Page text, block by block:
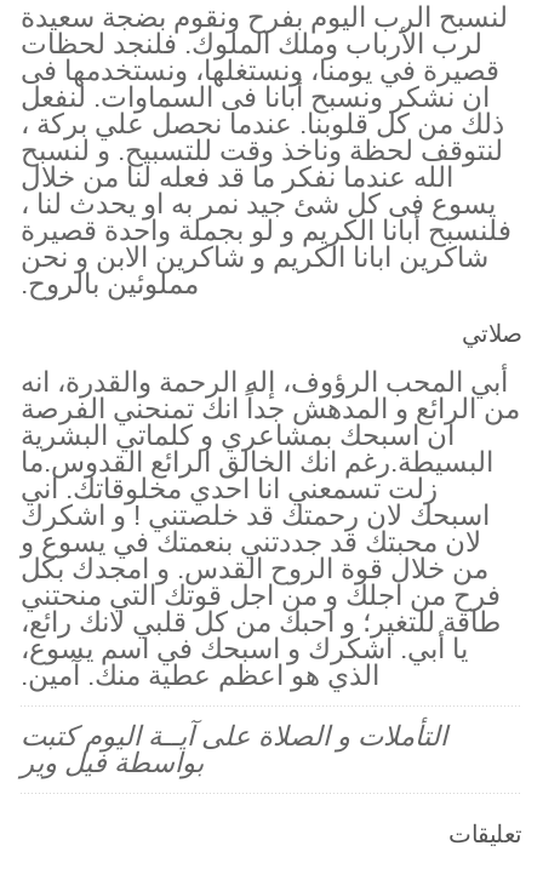
لنسبح الرب اليوم بفرح ونقوم بضجة سعيدة
لرب الأرباب وملك الملوك. فلنجد لحظات
قصيرة في يومنا، ونستغلها، ونستخدمها فى
ان نشكر ونسبح أبانا فى السماوات. لنفعل
ذلك من كل قلوبنا. عندما نحصل علي بركة ،
لنتوقف لحظة وناخذ وقت للتسبيح. و لنسبح
الله عندما نفكر ما قد فعله لنا من خلال
يسوع فى كل شئ جيد نمر به او يحدث لنا ،
فلنسبح أبانا الكريم و لو بجملة واحدة قصيرة
شاكرين ابانا الكريم و شاكرين الابن و نحن
مملوئين بالروح.
صلاتي
أبي المحب الرؤوف، إله الرحمة والقدرة، انه
من الرائع و المدهش جداً انك تمنحني الفرصة
ان اسبحك بمشاعري و كلماتي البشرية
البسيطة.رغم انك الخالق الرائع القدوس.ما
زلت تسمعني انا احدي مخلوقاتك. اني
اسبحك لان رحمتك قد خلصتني ! و اشكرك
لان محبتك قد جددتني بنعمتك في يسوع و
من خلال قوة الروح القدس. و امجدك بكل
فرح من اجلك و من اجل قوتك التي منحتني
طاقة للتغير؛ و احبك من كل قلبي لانك رائع،
يا أبي. اشكرك و اسبحك في اسم يسوع،
الذي هو اعظم عطية منك. آمين.
التأملات و الصلاة على آيــة اليوم كتبت
بواسطة فيل وير
تعليقات